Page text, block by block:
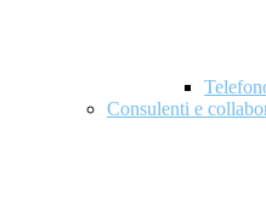
Consulenti e